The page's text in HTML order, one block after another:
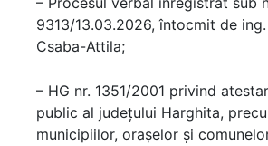
9313/13.03.2026, întocmit de ing.
Csaba-Attila;
– HG nr. 1351/2001 privind
public al județului Harghita,
municipiilor, oraşelor şi